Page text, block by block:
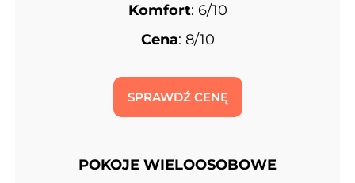
Komfort: 6/10
Cena: 8/10
SPRAWDŹ CENĘ
POKOJE WIELOOSOBOWE